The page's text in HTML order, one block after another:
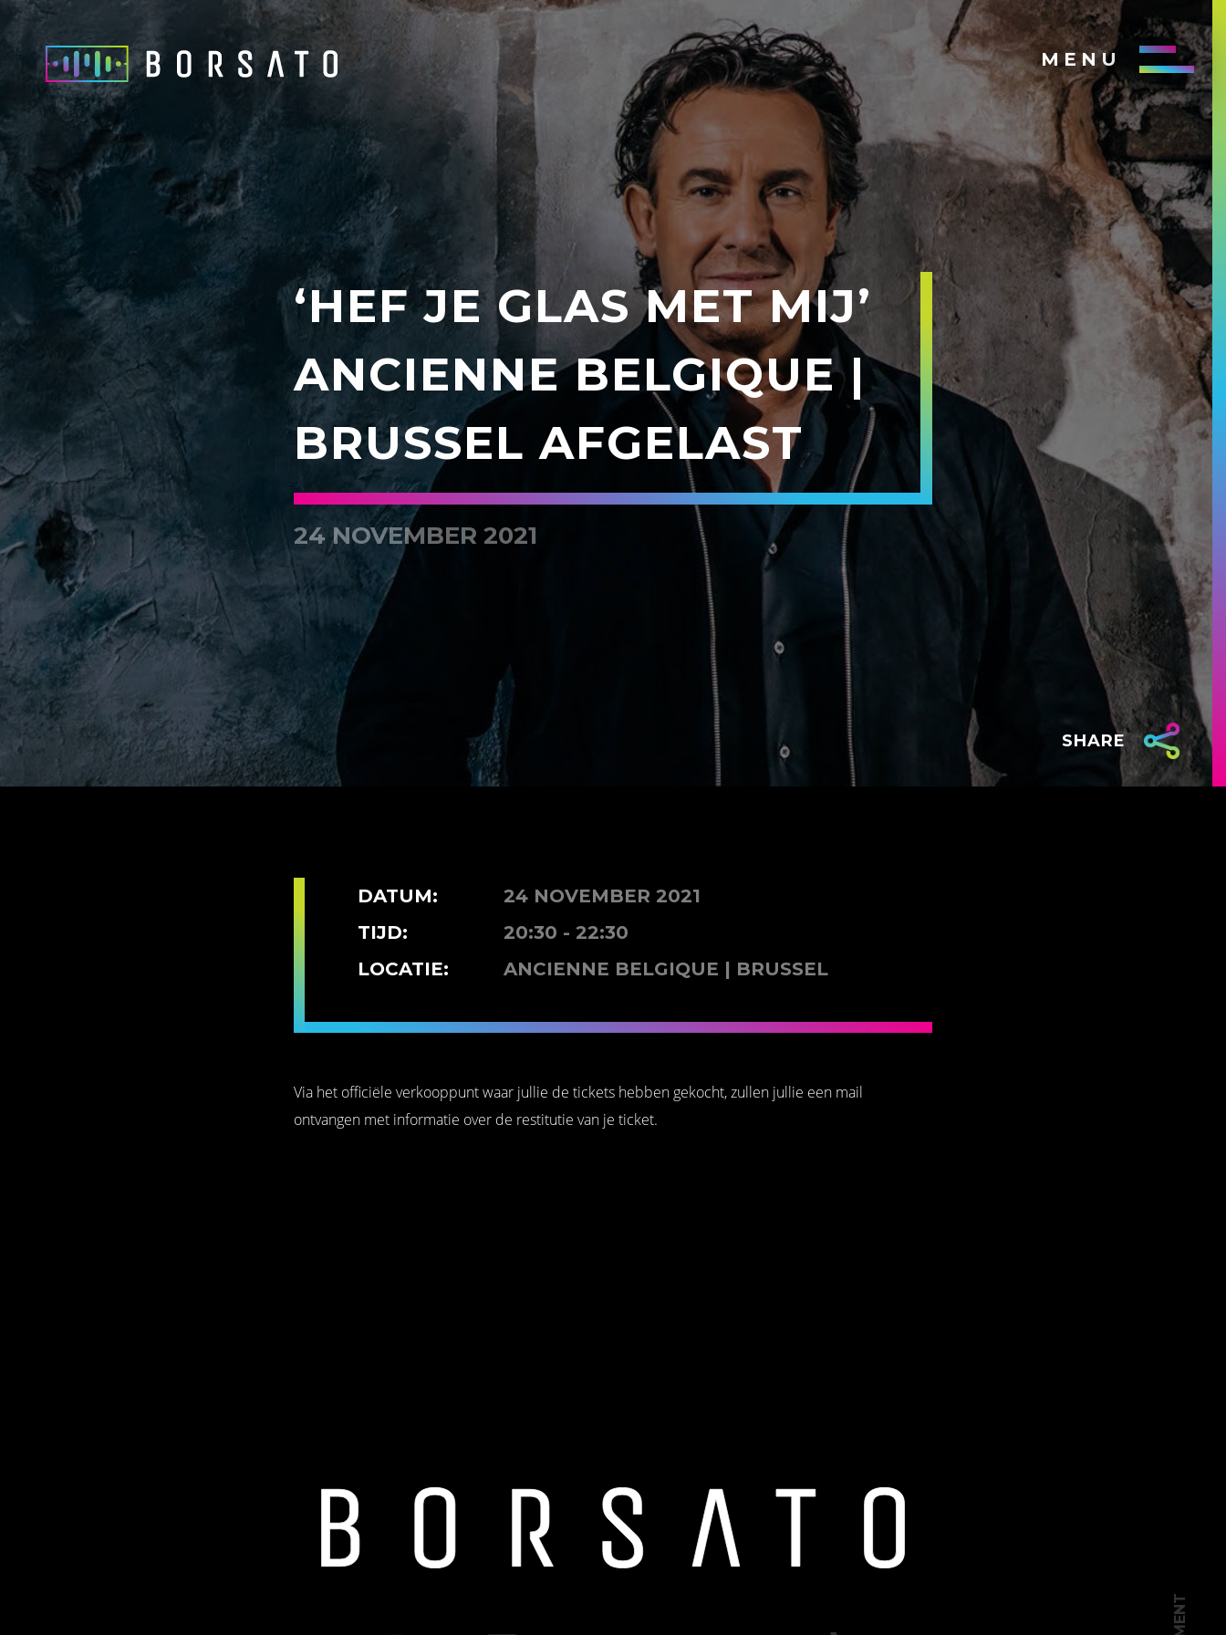
MENU
‘HEF JE GLAS MET MIJ’
ANCIENNE BELGIQUE |
BRUSSEL AFGELAST
24 NOVEMBER 2021
SHARE
DATUM:
24 NOVEMBER 2021
TIJD:
20:30 - 22:30
LOCATIE:
ANCIENNE BELGIQUE | BRUSSEL
Via het officiële verkooppunt waar jullie de tickets hebben gekocht, zullen jullie een mail
ontvangen met informatie over de restitutie van je ticket.